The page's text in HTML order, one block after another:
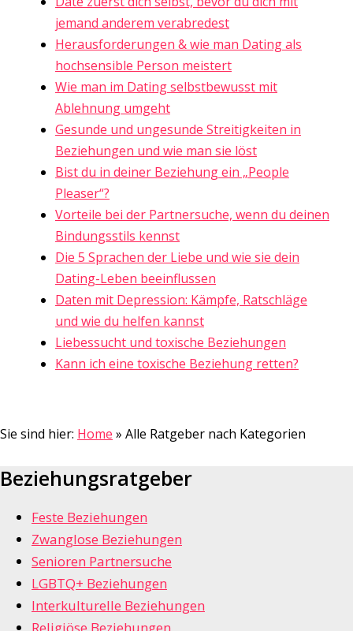
jemand anderem verabredest
Herausforderungen & wie man Dating als
hochsensible Person meistert
Wie man im Dating selbstbewusst mit
Ablehnung umgeht
Gesunde und ungesunde Streitigkeiten in
Beziehungen und wie man sie löst
Bist du in deiner Beziehung ein „People
Pleaser“?
Vorteile bei der Partnersuche, wenn du deinen
Bindungsstils kennst
Die 5 Sprachen der Liebe und wie sie dein
Dating-Leben beeinflussen
Daten mit Depression: Kämpfe, Ratschläge
und wie du helfen kannst
Liebessucht und toxische Beziehungen
Kann ich eine toxische Beziehung retten?
Sie sind hier: Home » Alle Ratgeber nach Kategorien
Beziehungsratgeber
Feste Beziehungen
Zwanglose Beziehungen
Senioren Partnersuche
LGBTQ+ Beziehungen
Interkulturelle Beziehungen
Religiöse Beziehungen